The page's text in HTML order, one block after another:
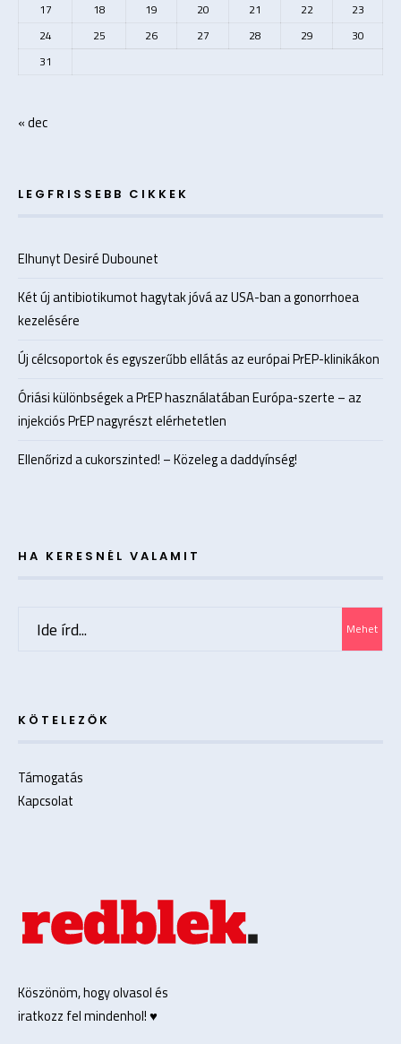
17
18 19 20 21 22
23
24
25 26 27 28 29
30
31
« dec
LEGFRISSEBB CIKKEK
Elhunyt Desiré Dubounet
Két új antibiotikumot hagytak jóvá az USA-ban a gonorrhoea
kezelésére
Új célcsoportok és egyszerűbb ellátás az európai PrEP-klinikákon
Óriási különbségek a PrEP használatában Európa-szerte – az
injekciós PrEP nagyrészt elérhetetlen
Ellenőrizd a cukorszinted! – Közeleg a daddyínség!
HA KERESNÉL VALAMIT
Mehet
KÖTELEZŐK
Támogatás
Kapcsolat
Köszönöm, hogy olvasol és
iratkozz fel mindenhol! ♥️